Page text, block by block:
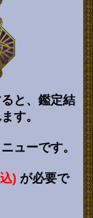
と、鑑定結
す。
ューです。
) が必要で